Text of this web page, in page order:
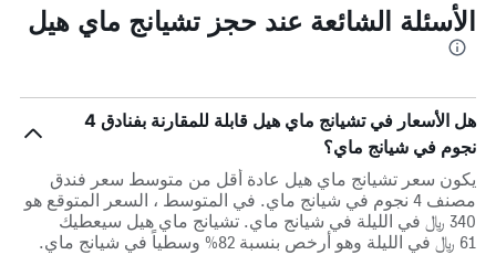
الأسئلة الشائعة عند حجز تشيانج ماي هيل
هل الأسعار في تشيانج ماي هيل قابلة للمقارنة بفنادق 4
نجوم في شيانج ماي؟
يكون سعر تشيانج ماي هيل عادة أقل من متوسط ​​سعر فندق
مصنف 4 نجوم في شيانج ماي. في المتوسط ، السعر المتوقع هو
340 ﷼ في الليلة في شيانج ماي. تشيانج ماي هيل سيعطيك
61 ﷼ في الليلة وهو أرخص بنسبة 82% وسطياً في شيانج ماي.